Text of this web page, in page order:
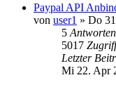
Paypal API
von user1 » Do
5 Antworten
5017
Letzter
Mi 22. Apr